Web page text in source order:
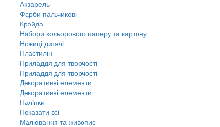
Акварель
Фарби пальчикові
Крейда
Набори кольорового паперу та картону
Ножиці дитячі
Пластилін
Приладдя для творчості
Приладдя для творчості
Декоративні елементи
Декоративні елементи
Налiпки
Показати всі
Малювання та живопис